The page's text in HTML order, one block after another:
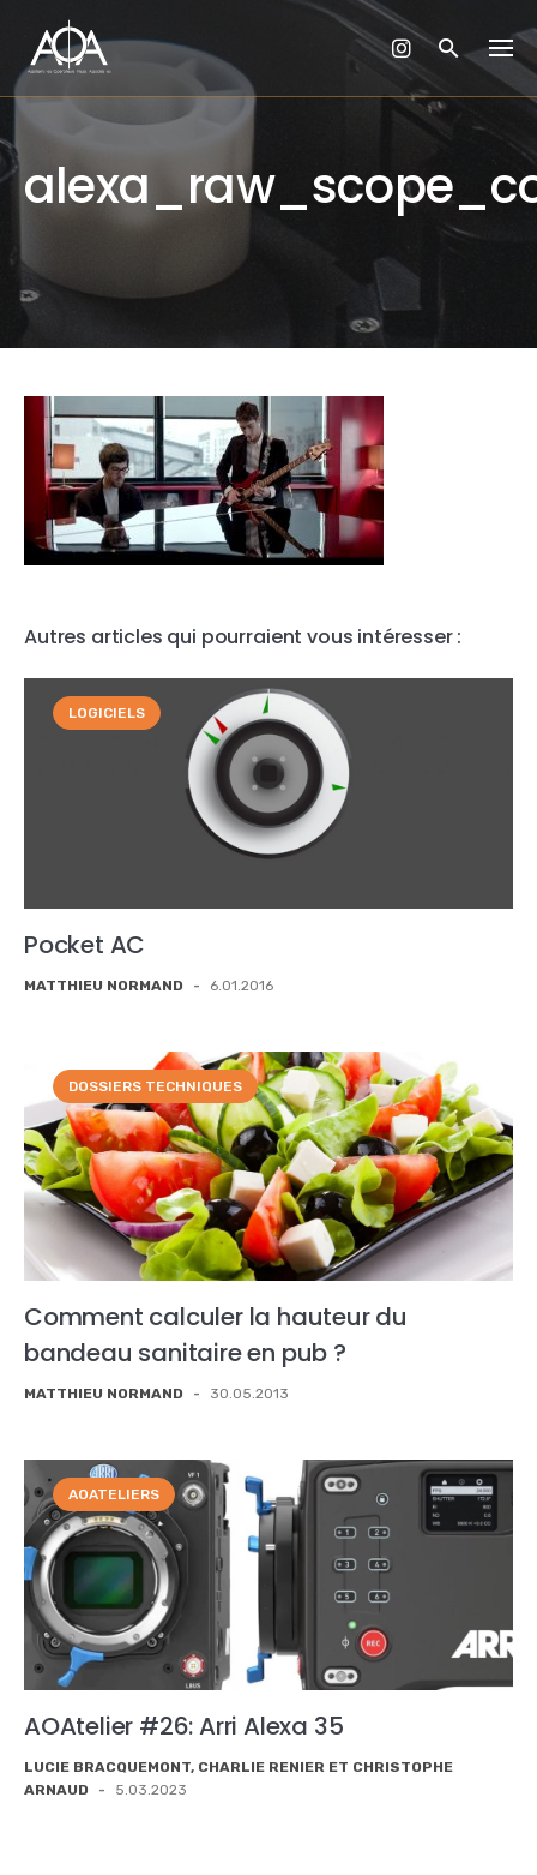
content
Autres articles qui pourraient vous intéresser :
LOGICIELS
Pocket AC
MATTHIEU NORMAND - 6.01.2016
DOSSIERS TECHNIQUES
Comment calculer la hauteur du
bandeau sanitaire en pub ?
MATTHIEU NORMAND - 30.05.2013
AOATELIERS
AOAtelier #26: Arri Alexa 35
LUCIE BRACQUEMONT, CHARLIE RENIER ET CHRISTOPHE
ARNAUD
- 5.03.2023